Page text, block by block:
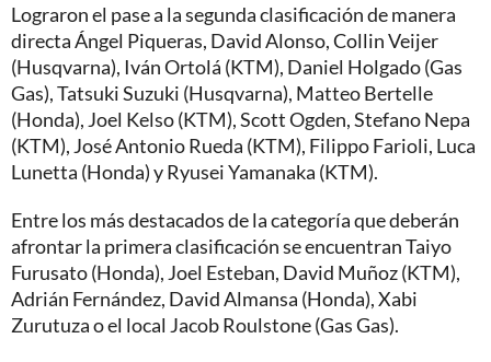
Lograron el pase a la segunda clasificación de manera
directa Ángel Piqueras, David Alonso, Collin Veijer
(Husqvarna), Iván Ortolá (KTM), Daniel Holgado (Gas
Gas), Tatsuki Suzuki (Husqvarna), Matteo Bertelle
(Honda), Joel Kelso (KTM), Scott Ogden, Stefano Nepa
(KTM), José Antonio Rueda (KTM), Filippo Farioli, Luca
Lunetta (Honda) y Ryusei Yamanaka (KTM).
Entre los más destacados de la categoría que deberán
afrontar la primera clasificación se encuentran Taiyo
Furusato (Honda), Joel Esteban, David Muñoz (KTM),
Adrián Fernández, David Almansa (Honda), Xabi
Zurutuza o el local Jacob Roulstone (Gas Gas).